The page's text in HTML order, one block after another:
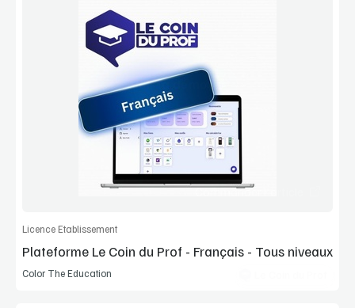
Voir la démo
Extrait
Commander l'article
Licence Etablissement
Plateforme Le Coin du Prof - Français - Tous niveaux
Color The Education